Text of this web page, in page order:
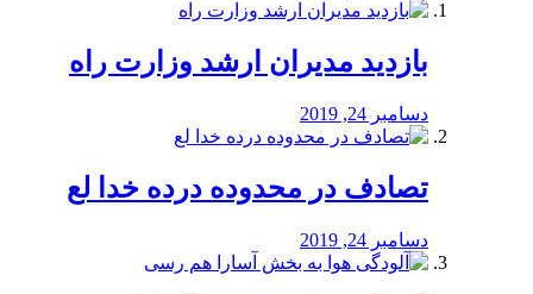
بازدید مدیران ارشد وزارت راه
دسامبر 24, 2019
تصادف در محدوده درده خدا لع
دسامبر 24, 2019